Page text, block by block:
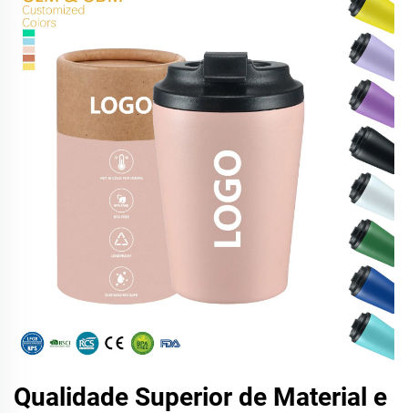
Qualidade Superior de Material e